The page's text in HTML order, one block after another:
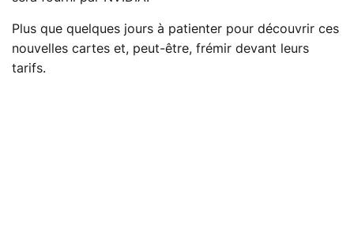
Plus que quelques jours à patienter pour découvrir ces
nouvelles cartes et, peut-être, frémir devant leurs
tarifs.